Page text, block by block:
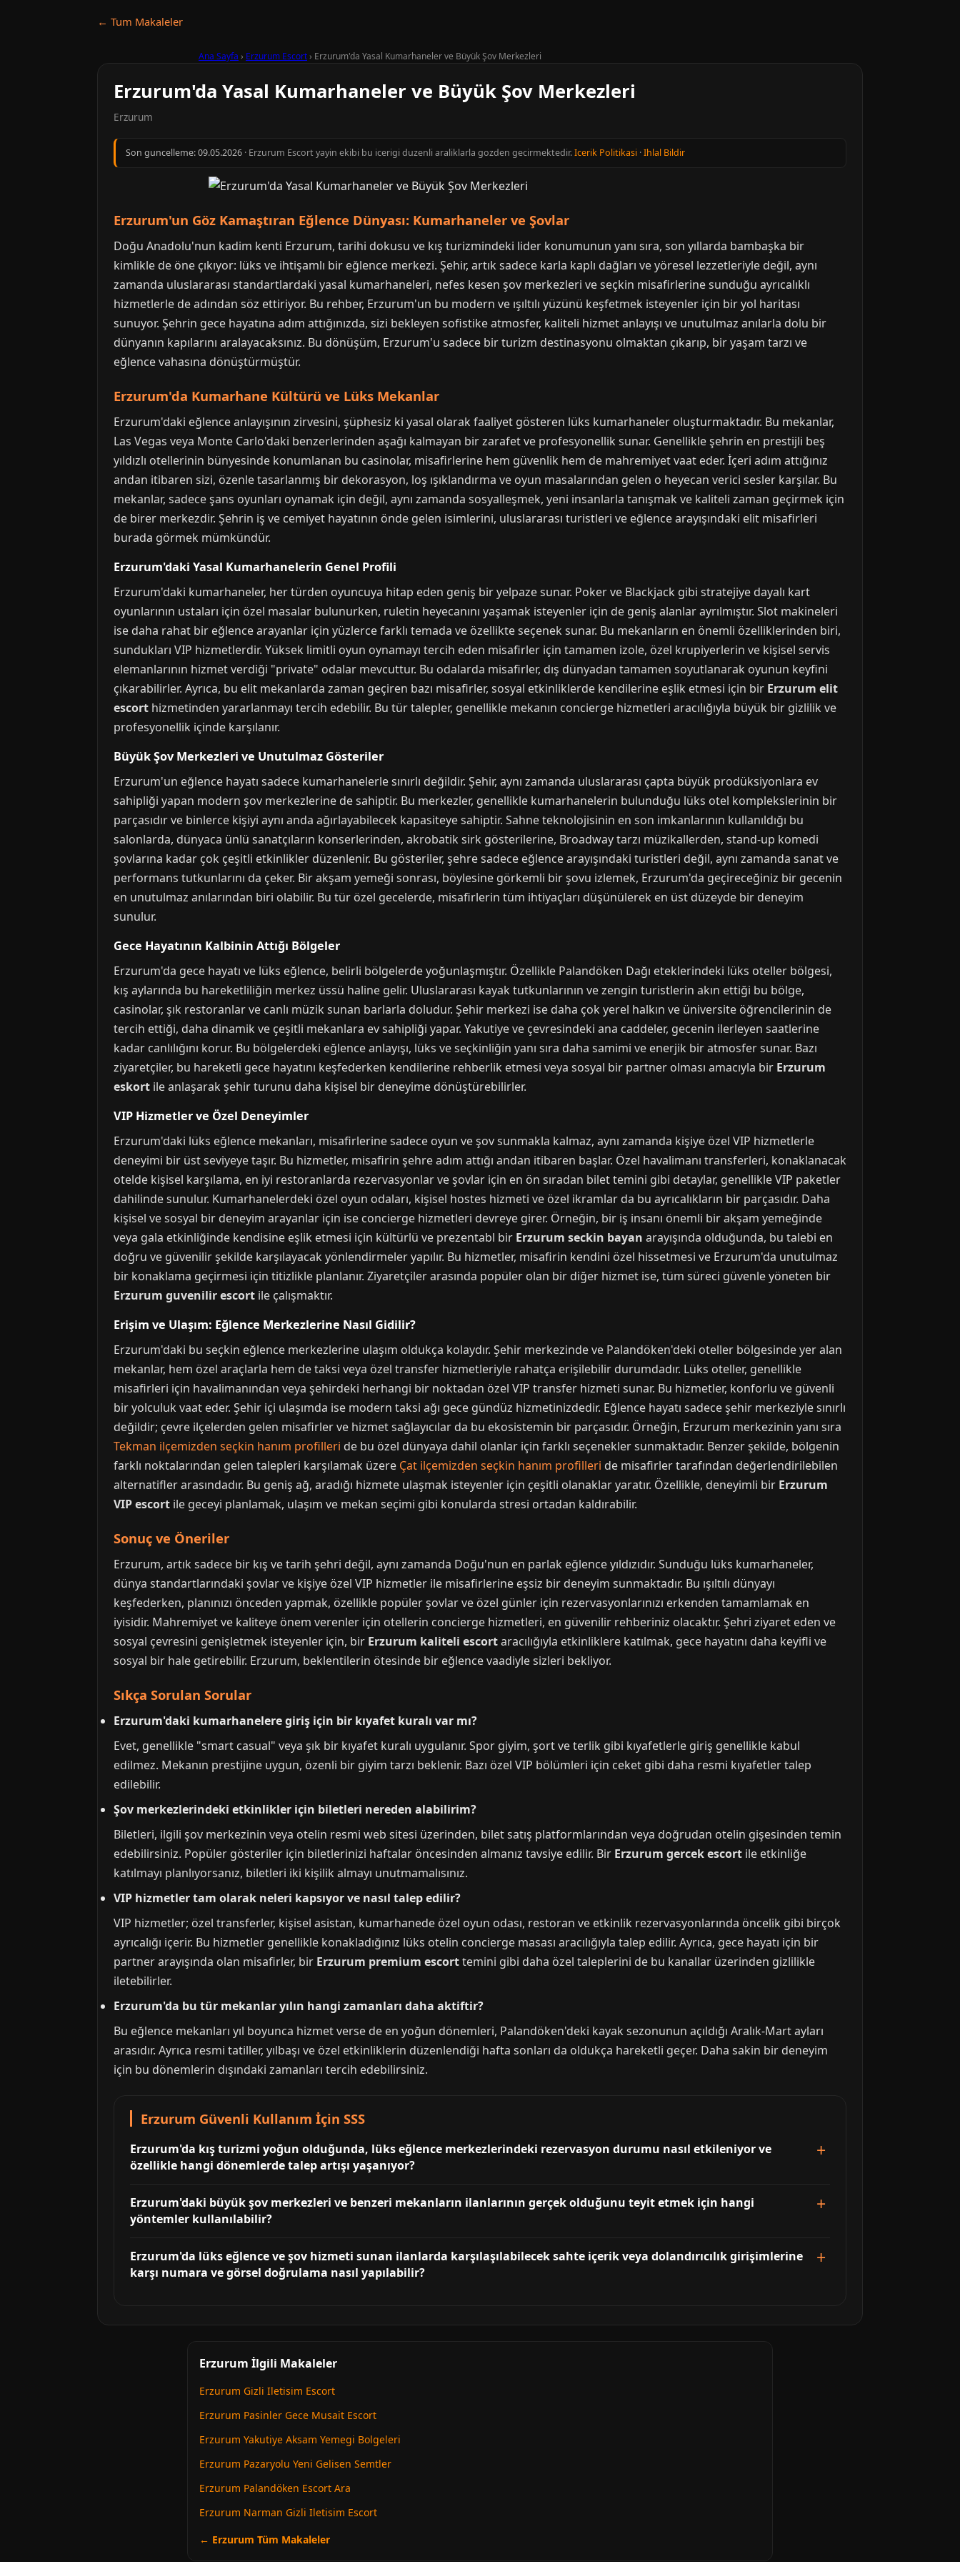
← Tum Makaleler
Ana Sayfa › Erzurum Escort› Erzurum'da Yasal Kumarhaneler ve Büyük Şov Merkezleri
Erzurum'da Yasal Kumarhaneler ve Büyük Şov Merkezleri
Erzurum
Son guncelleme:09.05.2026 · Erzurum Escort yayin ekibi bu icerigi duzenli araliklarla gozden gecirmektedir.Icerik Politikasi ·Ihlal Bildir
Erzurum'un Göz Kamaştıran Eğlence Dünyası: Kumarhaneler ve Şovlar
Doğu Anadolu'nun kadim kenti Erzurum, tarihi dokusu ve kış turizmindeki lider konumunun yanı sıra, son yıllarda bambaşka bir
kimlikle de öne çıkıyor: lüks ve ihtişamlı bir eğlence merkezi. Şehir, artık sadece karla kaplı dağları ve yöresel lezzetleriyle değil, aynı
zamanda uluslararası standartlardaki yasal kumarhaneleri, nefes kesen şov merkezleri ve seçkin misafirlerine sunduğu ayrıcalıklı
hizmetlerle de adından söz ettiriyor. Bu rehber, Erzurum'un bu modern ve ışıltılı yüzünü keşfetmek isteyenler için bir yol haritası
sunuyor. Şehrin gece hayatına adım attığınızda, sizi bekleyen sofistike atmosfer, kaliteli hizmet anlayışı ve unutulmaz anılarla dolu bir
dünyanın kapılarını aralayacaksınız. Bu dönüşüm, Erzurum'u sadece bir turizm destinasyonu olmaktan çıkarıp, bir yaşam tarzı ve
eğlence vahasına dönüştürmüştür.
Erzurum'da Kumarhane Kültürü ve Lüks Mekanlar
Erzurum'daki eğlence anlayışının zirvesini, şüphesiz ki yasal olarak faaliyet gösteren lüks kumarhaneler oluşturmaktadır. Bu mekanlar,
Las Vegas veya Monte Carlo'daki benzerlerinden aşağı kalmayan bir zarafet ve profesyonellik sunar. Genellikle şehrin en prestijli beş
yıldızlı otellerinin bünyesinde konumlanan bu casinolar, misafirlerine hem güvenlik hem de mahremiyet vaat eder. İçeri adım attığınız
andan itibaren sizi, özenle tasarlanmış bir dekorasyon, loş ışıklandırma ve oyun masalarından gelen o heyecan verici sesler karşılar. Bu
mekanlar, sadece şans oyunları oynamak için değil, aynı zamanda sosyalleşmek, yeni insanlarla tanışmak ve kaliteli zaman geçirmek için
de birer merkezdir. Şehrin iş ve cemiyet hayatının önde gelen isimlerini, uluslararası turistleri ve eğlence arayışındaki elit misafirleri
burada görmek mümkündür.
Erzurum'daki Yasal Kumarhanelerin Genel Profili
Erzurum'daki kumarhaneler, her türden oyuncuya hitap eden geniş bir yelpaze sunar. Poker ve Blackjack gibi stratejiye dayalı kart
oyunlarının ustaları için özel masalar bulunurken, ruletin heyecanını yaşamak isteyenler için de geniş alanlar ayrılmıştır. Slot makineleri
ise daha rahat bir eğlence arayanlar için yüzlerce farklı temada ve özellikte seçenek sunar. Bu mekanların en önemli özelliklerinden biri,
sundukları VIP hizmetlerdir. Yüksek limitli oyun oynamayı tercih eden misafirler için tamamen izole, özel krupiyerlerin ve kişisel servis
elemanlarının hizmet verdiği "private" odalar mevcuttur. Bu odalarda misafirler, dış dünyadan tamamen soyutlanarak oyunun keyfini
çıkarabilirler. Ayrıca, bu elit mekanlarda zaman geçiren bazı misafirler, sosyal etkinliklerde kendilerine eşlik etmesi için bir Erzurum elit
escort hizmetinden yararlanmayı tercih edebilir. Bu tür talepler, genellikle mekanın concierge hizmetleri aracılığıyla büyük bir gizlilik ve
profesyonellik içinde karşılanır.
Büyük Şov Merkezleri ve Unutulmaz Gösteriler
Erzurum'un eğlence hayatı sadece kumarhanelerle sınırlı değildir. Şehir, aynı zamanda uluslararası çapta büyük prodüksiyonlara ev
sahipliği yapan modern şov merkezlerine de sahiptir. Bu merkezler, genellikle kumarhanelerin bulunduğu lüks otel komplekslerinin bir
parçasıdır ve binlerce kişiyi aynı anda ağırlayabilecek kapasiteye sahiptir. Sahne teknolojisinin en son imkanlarının kullanıldığı bu
salonlarda, dünyaca ünlü sanatçıların konserlerinden, akrobatik sirk gösterilerine, Broadway tarzı müzikallerden, stand-up komedi
şovlarına kadar çok çeşitli etkinlikler düzenlenir. Bu gösteriler, şehre sadece eğlence arayışındaki turistleri değil, aynı zamanda sanat ve
performans tutkunlarını da çeker. Bir akşam yemeği sonrası, böylesine görkemli bir şovu izlemek, Erzurum'da geçireceğiniz bir gecenin
en unutulmaz anılarından biri olabilir. Bu tür özel gecelerde, misafirlerin tüm ihtiyaçları düşünülerek en üst düzeyde bir deneyim
sunulur.
Gece Hayatının Kalbinin Attığı Bölgeler
Erzurum'da gece hayatı ve lüks eğlence, belirli bölgelerde yoğunlaşmıştır. Özellikle Palandöken Dağı eteklerindeki lüks oteller bölgesi,
kış aylarında bu hareketliliğin merkez üssü haline gelir. Uluslararası kayak tutkunlarının ve zengin turistlerin akın ettiği bu bölge,
casinolar, şık restoranlar ve canlı müzik sunan barlarla doludur. Şehir merkezi ise daha çok yerel halkın ve üniversite öğrencilerinin de
tercih ettiği, daha dinamik ve çeşitli mekanlara ev sahipliği yapar. Yakutiye ve çevresindeki ana caddeler, gecenin ilerleyen saatlerine
kadar canlılığını korur. Bu bölgelerdeki eğlence anlayışı, lüks ve seçkinliğin yanı sıra daha samimi ve enerjik bir atmosfer sunar. Bazı
ziyaretçiler, bu hareketli gece hayatını keşfederken kendilerine rehberlik etmesi veya sosyal bir partner olması amacıyla bir Erzurum
eskort ile anlaşarak şehir turunu daha kişisel bir deneyime dönüştürebilirler.
VIP Hizmetler ve Özel Deneyimler
Erzurum'daki lüks eğlence mekanları, misafirlerine sadece oyun ve şov sunmakla kalmaz, aynı zamanda kişiye özel VIP hizmetlerle
deneyimi bir üst seviyeye taşır. Bu hizmetler, misafirin şehre adım attığı andan itibaren başlar. Özel havalimanı transferleri, konaklanacak
otelde kişisel karşılama, en iyi restoranlarda rezervasyonlar ve şovlar için en ön sıradan bilet temini gibi detaylar, genellikle VIP paketler
dahilinde sunulur. Kumarhanelerdeki özel oyun odaları, kişisel hostes hizmeti ve özel ikramlar da bu ayrıcalıkların bir parçasıdır. Daha
kişisel ve sosyal bir deneyim arayanlar için ise concierge hizmetleri devreye girer. Örneğin, bir iş insanı önemli bir akşam yemeğinde
veya gala etkinliğinde kendisine eşlik etmesi için kültürlü ve prezentabl bir Erzurum seckin bayan arayışında olduğunda, bu talebi en
doğru ve güvenilir şekilde karşılayacak yönlendirmeler yapılır. Bu hizmetler, misafirin kendini özel hissetmesi ve Erzurum'da unutulmaz
bir konaklama geçirmesi için titizlikle planlanır. Ziyaretçiler arasında popüler olan bir diğer hizmet ise, tüm süreci güvenle yöneten bir
Erzurum guvenilir escort ile çalışmaktır.
Erişim ve Ulaşım: Eğlence Merkezlerine Nasıl Gidilir?
Erzurum'daki bu seçkin eğlence merkezlerine ulaşım oldukça kolaydır. Şehir merkezinde ve Palandöken'deki oteller bölgesinde yer alan
mekanlar, hem özel araçlarla hem de taksi veya özel transfer hizmetleriyle rahatça erişilebilir durumdadır. Lüks oteller, genellikle
misafirleri için havalimanından veya şehirdeki herhangi bir noktadan özel VIP transfer hizmeti sunar. Bu hizmetler, konforlu ve güvenli
bir yolculuk vaat eder. Şehir içi ulaşımda ise modern taksi ağı gece gündüz hizmetinizdedir. Eğlence hayatı sadece şehir merkeziyle sınırlı
değildir; çevre ilçelerden gelen misafirler ve hizmet sağlayıcılar da bu ekosistemin bir parçasıdır. Örneğin, Erzurum merkezinin yanı sıra
Tekman ilçemizden seçkin hanım profilleri de bu özel dünyaya dahil olanlar için farklı seçenekler sunmaktadır. Benzer şekilde, bölgenin
farklı noktalarından gelen talepleri karşılamak üzere Çat ilçemizden seçkin hanım profilleri de misafirler tarafından değerlendirilebilen
alternatifler arasındadır. Bu geniş ağ, aradığı hizmete ulaşmak isteyenler için çeşitli olanaklar yaratır. Özellikle, deneyimli bir Erzurum
VIP escort ile geceyi planlamak, ulaşım ve mekan seçimi gibi konularda stresi ortadan kaldırabilir.
Sonuç ve Öneriler
Erzurum, artık sadece bir kış ve tarih şehri değil, aynı zamanda Doğu'nun en parlak eğlence yıldızıdır. Sunduğu lüks kumarhaneler,
dünya standartlarındaki şovlar ve kişiye özel VIP hizmetler ile misafirlerine eşsiz bir deneyim sunmaktadır. Bu ışıltılı dünyayı
keşfederken, planınızı önceden yapmak, özellikle popüler şovlar ve özel günler için rezervasyonlarınızı erkenden tamamlamak en
iyisidir. Mahremiyet ve kaliteye önem verenler için otellerin concierge hizmetleri, en güvenilir rehberiniz olacaktır. Şehri ziyaret eden ve
sosyal çevresini genişletmek isteyenler için, bir Erzurum kaliteli escortaracılığıyla etkinliklere katılmak, gece hayatını daha keyifli ve
sosyal bir hale getirebilir. Erzurum, beklentilerin ötesinde bir eğlence vaadiyle sizleri bekliyor.
Sıkça Sorulan Sorular
Erzurum'daki kumarhanelere giriş için bir kıyafet kuralı var mı?
Evet, genellikle "smart casual" veya şık bir kıyafet kuralı uygulanır. Spor giyim, şort ve terlik gibi kıyafetlerle giriş genellikle kabul
edilmez. Mekanın prestijine uygun, özenli bir giyim tarzı beklenir. Bazı özel VIP bölümleri için ceket gibi daha resmi kıyafetler talep
edilebilir.
Şov merkezlerindeki etkinlikler için biletleri nereden alabilirim?
Biletleri, ilgili şov merkezinin veya otelin resmi web sitesi üzerinden, bilet satış platformlarından veya doğrudan otelin gişesinden temin
edebilirsiniz. Popüler gösteriler için biletlerinizi haftalar öncesinden almanız tavsiye edilir. Bir Erzurum gercek escort ile etkinliğe
katılmayı planlıyorsanız, biletleri iki kişilik almayı unutmamalısınız.
VIP hizmetler tam olarak neleri kapsıyor ve nasıl talep edilir?
VIP hizmetler; özel transferler, kişisel asistan, kumarhanede özel oyun odası, restoran ve etkinlik rezervasyonlarında öncelik gibi birçok
ayrıcalığı içerir. Bu hizmetler genellikle konakladığınız lüks otelin concierge masası aracılığıyla talep edilir. Ayrıca, gece hayatı için bir
partner arayışında olan misafirler, bir Erzurum premium escorttemini gibi daha özel taleplerini de bu kanallar üzerinden gizlilikle
iletebilirler.
Erzurum'da bu tür mekanlar yılın hangi zamanları daha aktiftir?
Bu eğlence mekanları yıl boyunca hizmet verse de en yoğun dönemleri, Palandöken'deki kayak sezonunun açıldığı Aralık-Mart ayları
arasıdır. Ayrıca resmi tatiller, yılbaşı ve özel etkinliklerin düzenlendiği hafta sonları da oldukça hareketli geçer. Daha sakin bir deneyim
için bu dönemlerin dışındaki zamanları tercih edebilirsiniz.
Erzurum Güvenli Kullanım İçin SSS
Erzurum'da kış turizmi yoğun olduğunda, lüks eğlence merkezlerindeki rezervasyon durumu nasıl etkileniyor ve
özellikle hangi dönemlerde talep artışı yaşanıyor?
Erzurum'daki büyük şov merkezleri ve benzeri mekanların ilanlarının gerçek olduğunu teyit etmek için hangi
yöntemler kullanılabilir?
Erzurum'da lüks eğlence ve şov hizmeti sunan ilanlarda karşılaşılabilecek sahte içerik veya dolandırıcılık girişimlerine
karşı numara ve görsel doğrulama nasıl yapılabilir?
Erzurum İlgili Makaleler
Erzurum Gizli Iletisim Escort
Erzurum Pasinler Gece Musait Escort
Erzurum Yakutiye Aksam Yemegi Bolgeleri
Erzurum Pazaryolu Yeni Gelisen Semtler
Erzurum Palandöken Escort Ara
Erzurum Narman Gizli Iletisim Escort
← Erzurum Tüm Makaleler